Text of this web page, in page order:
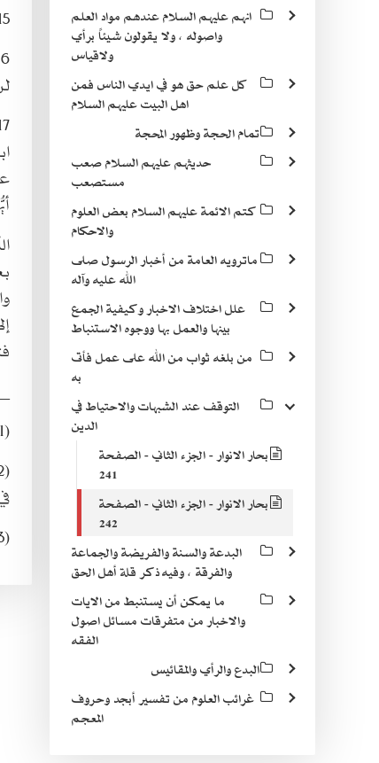
15 ـ وقال عليه‌السلام :
16 ـ كنز الكراجكيّ : قال رسول الله
17 ـ وحدّثني محمّد بن عليّ بن طالب
(1) في حديث عنوان البصري المتقدم تحت الرقم 17 .
(2) هو أبو موسى البجلي الضرير . قال النجاشي : لم يكن بذاك ، له كتاب الوصية اهـ . وضعّفه الصدوق
(3) الحمى : ما يحمى ويدافع عنه .
انهم عليهم السلام عندهم مواد العلم
واصوله ، ولا يقولون شيئاً برأي
ولاقياس
كل علم حق هو في ايدي الناس فمن
اهل البيت عليهم السلام
تمام الحجة وظهور المحجة
حديثهم عليهم السلام صعب
مستصعب
كتم الائمة عليهم السلام بعض العلوم
والاحكام
ماترويه العامة من أخبار الرسول صلى
الله عليه وآله
علل اختلاف الاخبار وكيفية الجمع
بينها والعمل بها ووجوه الاستنباط
من بلغه ثواب من الله على عمل فأتى
به
التوقف عند الشبهات والاحتياط في
الدين
بحار الانوار - الجزء الثاني - الصفحة
241
بحار الانوار - الجزء الثاني - الصفحة
242
البدعة والسنة والفريضة والجماعة
والفرقة ، وفيه ذكر قلة أهل الحق
ما يمكن أن يستنبط من الايات
والاخبار من متفرقات مسائل اصول
الفقه
البدع والرأي والمقائيس
غرائب العلوم من تفسير أبجد وحروف
المعجم